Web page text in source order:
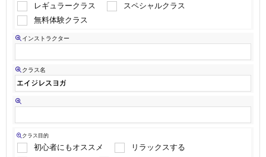
レギュラークラス
スペシャルクラス
無料体験クラス
インストラクター
クラス名
クラス目的
初心者にもオススメ
リラックスする